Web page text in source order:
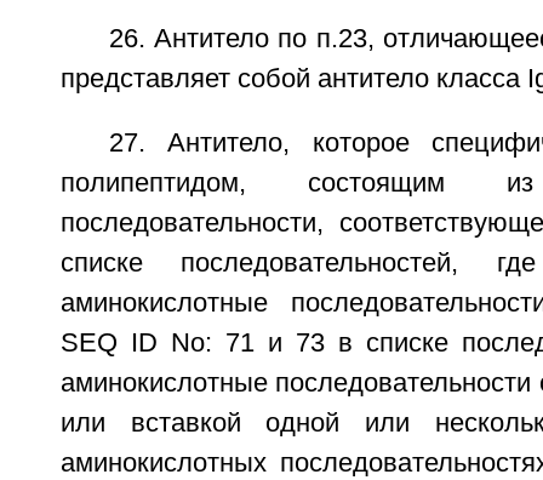
26. Антитело по п.23,
представляет собой антитело класса
27. Антитело, которое
полипептидом, состоящим из
последовательности,
списке последовательностей,
аминокислотные
SEQ ID No: 71 и 73 в списке
аминокислотные
или вставкой одной или
аминокислотных